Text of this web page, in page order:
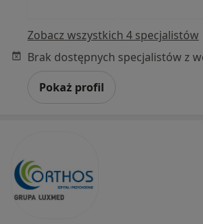
Zobacz wszystkich 4 specjalistów
Pokaż profil